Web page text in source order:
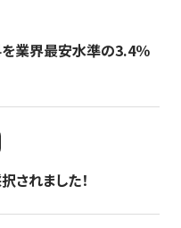
業界最安水準の3.4％
れました！